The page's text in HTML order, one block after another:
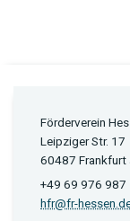
Förderverein
Leipziger Str. 17
60487 Frankfurt
+49 69 976 987
hfr@fr-